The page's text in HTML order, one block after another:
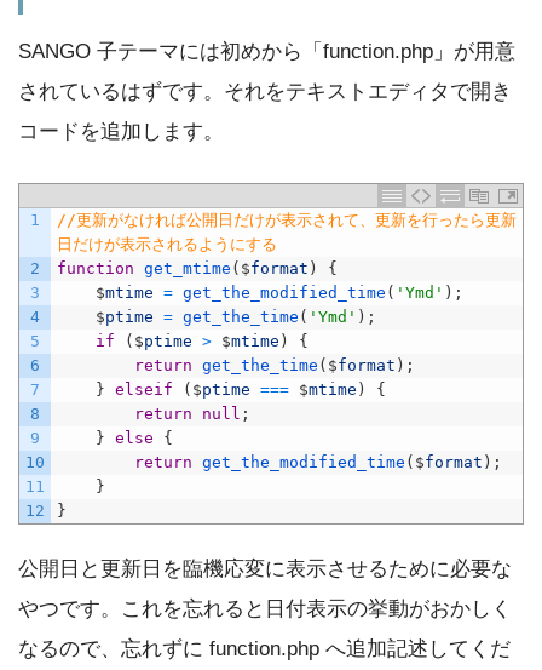
SANGO 子テーマには初めから「function.php」が用意
されているはずです。それをテキストエディタで開き
コードを追加します。
1
2
3
4
5
6
7
8
9
10
11
12
//更新がなければ公開日だけが表示されて、更新を行ったら更新
日だけが表示されるようにする
function get_mtime ( $format )
{
$mtime = get_the_modified_time ( 'Ymd' ) ;
$ptime = get_the_time ( 'Ymd' ) ;
if
( $ptime > $mtime )
{
return get_the_time ( $format ) ;
} elseif ( $ptime === $mtime )
{
return
null ;
} else
{
return get_the_modified_time ( $format ) ;
}
}
公開日と更新日を臨機応変に表示させるために必要な
やつです。これを忘れると日付表示の挙動がおかしく
なるので、忘れずに function.php へ追加記述してくだ